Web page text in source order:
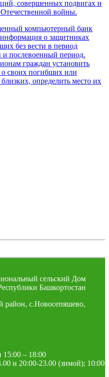
сельский Дом
Башкортостан
район, с.Новосепяшево,
15:00 – 18:00
и 20:00-23.00 (зимой); 10:00